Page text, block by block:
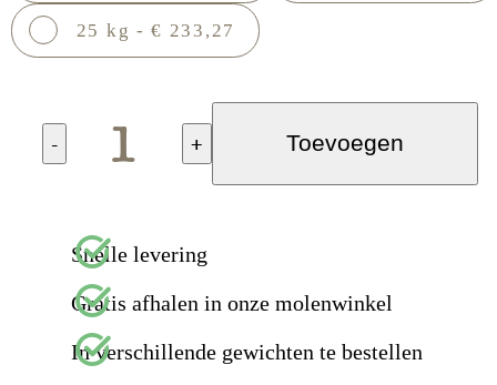
25 kg - € 233,27
- + Toevoegen
Snelle levering
Gratis afhalen in onze molenwinkel
In verschillende gewichten te bestellen